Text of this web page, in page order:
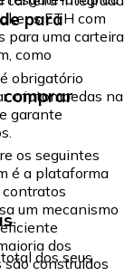
ETH com
para uma carteira
como
para
obrigatório
criptomoedas na
garante
comprar
os seguintes
é a plataforma
um mecanismo
dos
construídos
dos seus